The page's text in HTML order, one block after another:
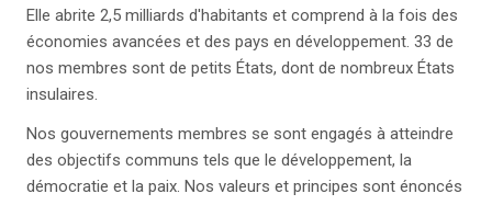
Elle abrite 2,5 milliards d'habitants et comprend à la fois des
économies avancées et des pays en développement. 33 de
nos membres sont de petits États, dont de nombreux États
insulaires.
Nos gouvernements membres se sont engagés à atteindre
des objectifs communs tels que le développement, la
démocratie et la paix. Nos valeurs et principes sont énoncés